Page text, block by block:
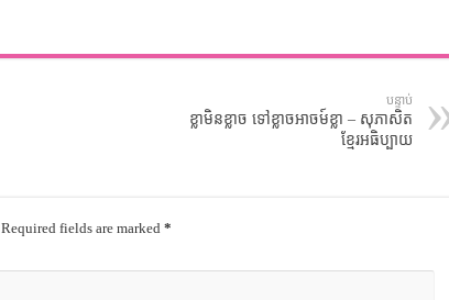
បន្ទាប់
ខ្លាមិនខ្លាច ទៅខ្លាចអាចម៍ខ្លា – សុភាសិត
ខ្មែរអធិប្បាយ
Required fields are marked *